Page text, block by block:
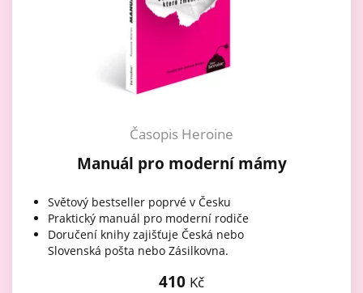
Časopis Heroine
Manuál pro moderní mámy
Světový bestseller poprvé v Česku
Praktický manuál pro moderní rodiče
Doručení knihy zajišťuje Česká nebo
Slovenská pošta nebo Zásilkovna.
410 Kč